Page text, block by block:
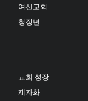
여선교회
청장년
교회 성장
제자화